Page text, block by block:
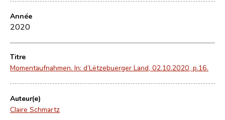
Année
2020
Titre
Momentaufnahmen. In: d’Lëtzebuerger Land, 02.10.2020, p.16.
Auteur(e)
Claire Schmartz